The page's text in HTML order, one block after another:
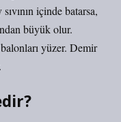
içinde batarsa,
büyük olur.
yüzer. Demir